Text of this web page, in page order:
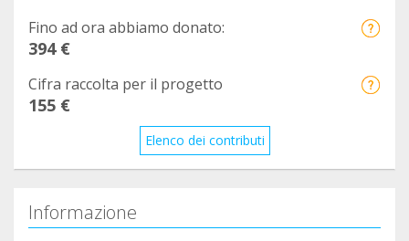
Fino ad ora abbiamo donato:
394 €
Cifra raccolta per il progetto
155 €
Elenco dei contributi
Informazione